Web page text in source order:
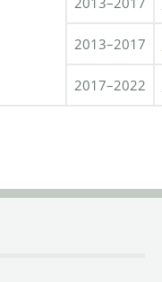
2013–2017
2017–2022